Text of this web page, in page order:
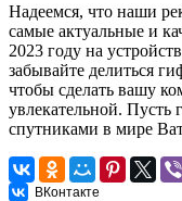
Надеемся, что наши
самые актуальные и
2023 году на
забывайте делиться
чтобы сделать вашу
увлекательной.
спутниками в мире
ВКонтакте